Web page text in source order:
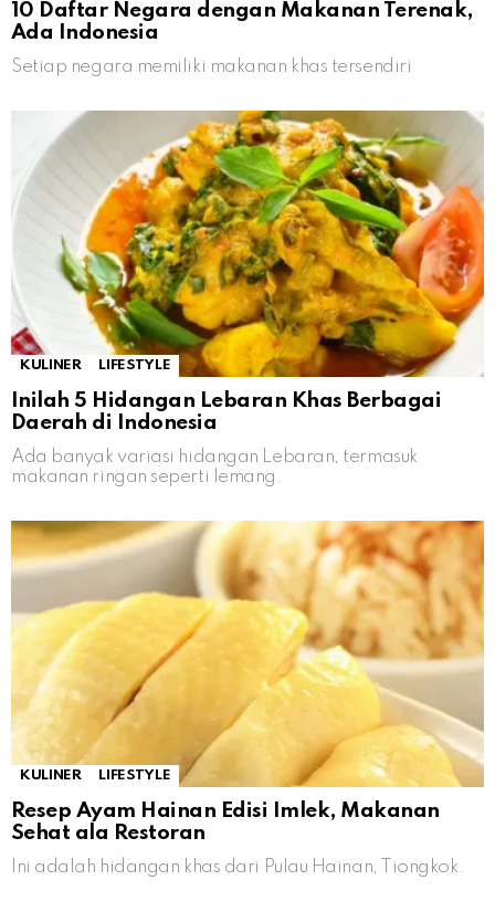
10 Daftar Negara dengan Makanan Terenak,
Ada Indonesia
Setiap negara memiliki makanan khas tersendiri
KULINER LIFESTYLE
Inilah 5 Hidangan Lebaran Khas Berbagai
Daerah di Indonesia
Ada banyak variasi hidangan Lebaran, termasuk
makanan ringan seperti lemang.
KULINER LIFESTYLE
Resep Ayam Hainan Edisi Imlek, Makanan
Sehat ala Restoran
Ini adalah hidangan khas dari Pulau Hainan, Tiongkok.